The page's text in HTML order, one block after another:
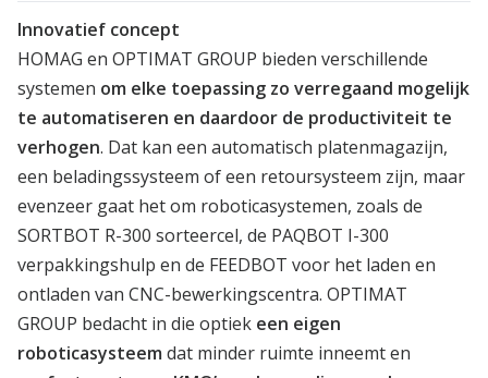
Innovatief concept
HOMAG en OPTIMAT GROUP bieden verschillende
systemen om elke toepassing zo verregaand mogelijk
te automatiseren en daardoor de productiviteit te
verhogen. Dat kan een automatisch platenmagazijn,
een beladingssysteem of een retoursysteem zijn, maar
evenzeer gaat het om roboticasystemen, zoals de
SORTBOT R-300 sorteercel, de PAQBOT I-300
verpakkingshulp en de FEEDBOT voor het laden en
ontladen van CNC-bewerkingscentra. OPTIMAT
GROUP bedacht in die optiek een eigen
roboticasysteem dat minder ruimte inneemt en